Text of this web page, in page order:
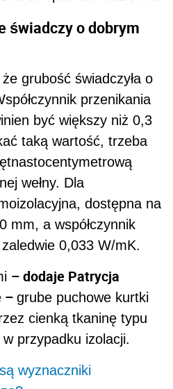
świadczy o dobrym
grubość świadczyła o
przenikania
być większy niż 0,3
taką wartość, trzeba
wełny. Dla
dostępna na
mm, a współczynnik
0,033 W/mK.
– dodaje Patrycja
– grube puchowe kurtki
cienką tkaninę typu
przypadku izolacji.
wyznaczniki